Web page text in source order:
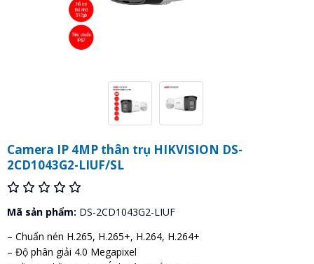
Camera IP 4MP thân trụ HIKVISION DS-
2CD1043G2-LIUF/SL
Mã sản phẩm: DS-2CD1043G2-LIUF
– Chuẩn nén H.265, H.265+, H.264, H.264+
– Độ phân giải 4.0 Megapixel